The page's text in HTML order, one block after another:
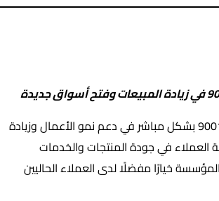
تسهم شهادة الأيزو 9001 بشكل مباشر في دعم نمو الأعمال وزيادة
العملاء في جودة المنتجات والخدمات
خيارًا مفضلًا لدى العملاء الحاليين